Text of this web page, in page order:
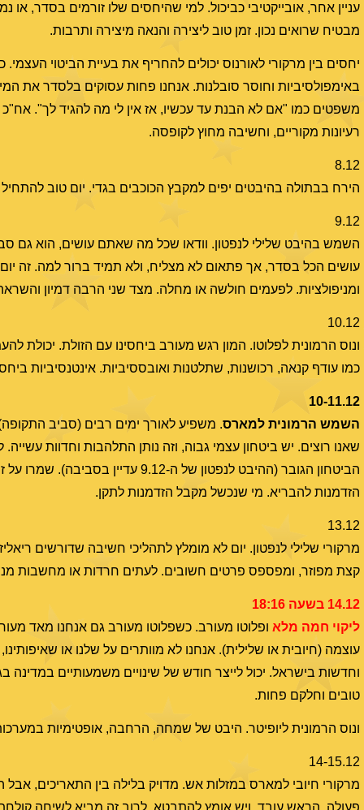
עניין אחר, אובייקטיבי כביכול. למי שהיחסים שלו זורמים בסדר,
מבטיח שרואים נכון. זמן טוב ליצירה והנאה מיצירה ותרבות.
יחסים בין מרקורי לאורנוס יכולים להחריף את בעיית הביטוי
באימפולסיביות וחוסר סובלנות. אנחנו פחות עסוקים בלסדר את
משפטים כמו "אם לא הבנת עד עכשיו, אז אין לי מה להגיד לך".
רעיונות מקוריים, וחשיבה מחוץ לקופסה.
8.12
הירח בבתולה בהיבטים יפים למקבץ הכוכבים בגדי. יום טוב
9.12
השמש בהיבט שלילי לנפטון. וודאו שכל מה שאתם עושים, הוא גם
עושים הכל בסדר, אך פתאום לא מצליח, ולא תמיד ברור למה. זה
ומניפולציות. לפעמים חולשה או מחלה. מצד שני הרבה דמיון
10.12
ונוס הרמונית לפלוטו. המון רגש מעורב ביחסינו עם הזולת. יכולת
כמו עודף קנאה, רכושנות, שתלטנות ואובססיביות. אינטנסיביות
10-11.12
השמש הרמונית למארס. משפיע לאורך ימים רבים (סביב
שאנו רוצים. יש ביטחון עצמי גבוה, וזה נותן התלהבות וחדוות
הביטחון הגובר (ההיבט לנפטון של
הזדמנות להבריא. מי שנכשל מקבל הזדמנות לתקן.
13.12
מרקורי שלילי לנפטון. יום לא מומלץ לתהליכי חשיבה שדורשים
קצת מפוזר, ומפספס פרטים חשובים. לעתים חרדות או מחשבות
14.12 בשעה 18:16
ליקוי חמה מלא ופלוטו מעורב. כשפלוטו מעורב גם אנחנו מאד
עוצמה (חיובית או שלילית). אנחנו לא מוותרים על שלנו או
טובים וחלקם פחות.
ונוס הרמונית ליופיטר. היבט של שמחה, הרחבה, אופטימיות
14-15.12
מרקורי חיובי למארס במזלות אש. מדויק בלילה בין התאריכים,
פעולה. הראש עובד, ויש אומץ להתבטא. לרוב זה מביא לשיחה קולחת